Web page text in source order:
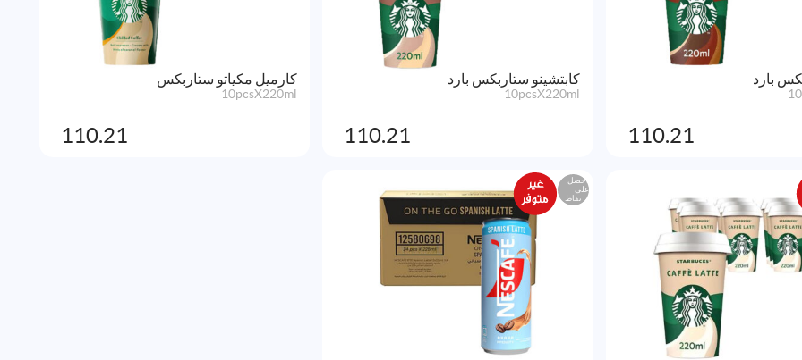
بارد
110.21
كابتشينو ستاربكس بارد
10pcsX220ml
110.21
كارميل مكياتو ستاربكس
10pcsX220ml
110.21
احصل
على
نقاط